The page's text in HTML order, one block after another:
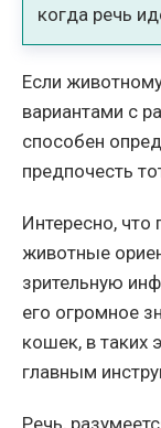
когда речь
Если
вариантами с
способен
предпочесть
Интересно,
животные
зрительную
его огромное
кошек, в таких
главным
Речь,